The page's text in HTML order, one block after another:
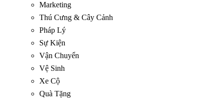
Marketing
Thú Cưng & Cây Cảnh
Pháp Lý
Sự Kiện
Vận Chuyển
Vệ Sinh
Xe Cộ
Quà Tặng